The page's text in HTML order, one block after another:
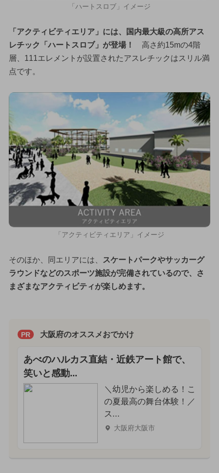
「ハートスロブ」イメージ
「アクティビティエリア」には、国内最大級の高所アス
レチック「ハートスロブ」が登場！
高さ約15mの4階
層、111エレメントが設置されたアスレチックはスリル満
点です。
「アクティビティエリア」イメージ
そのほか、同エリアには、
スケートパークやサッカーグ
ラウンドなどのスポーツ施設が完備されているので、さ
まざまなアクティビティが楽しめます。
PR 大阪府のオススメおでかけ
あべのハルカス直結・近鉄アート館で、
笑いと感動...
＼幼児から楽しめる！こ
の夏最高の舞台体験！／
ス...
大阪府大阪市